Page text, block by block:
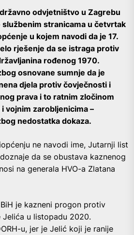
odvjetništvo u Zagrebu
službenim stranicama u četvrtak
u kojem navodi da je 17.
rješenje da se istraga protiv
rođenog 1970.
osnovane sumnje da je
djela protiv čovječnosti i
prava i to ratnim zločinom
vojnim zarobljenicima –
nedostatka dokaza.
ne navodi ime, Jutarnji list
da se obustava kaznenog
na generala HVO-a Zlatana
je kazneni progon protiv
Jelića u listopadu 2020.
u, jer je Jelić koji je ranije